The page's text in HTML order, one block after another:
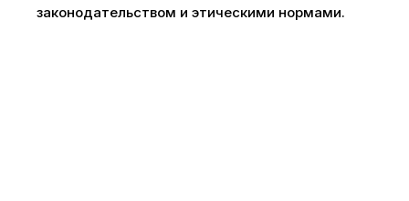
законодательством и этическими нормами.